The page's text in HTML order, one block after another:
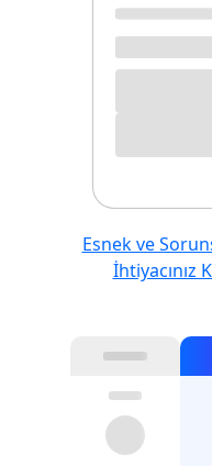
Esnek ve
İhtiyacınız